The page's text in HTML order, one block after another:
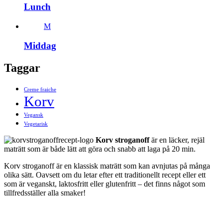
Lunch
M
Middag
Taggar
Creme fraiche
Korv
Vegansk
Vegetarisk
Korv stroganoffär en läcker, rejäl
maträtt som är både lätt att göra och snabb att laga på 20 min.
Korv stroganoff är en klassisk maträtt som kan avnjutas på många
olika sätt. Oavsett om du letar efter ett traditionellt recept eller ett
som är veganskt, laktosfritt eller glutenfritt – det finns något som
tillfredsställer alla smaker!